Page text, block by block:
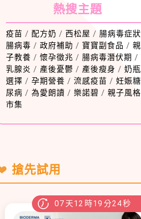
熱搜主題
疫苗 / 配方奶 / 西松屋 / 腸病毒症狀
腸病毒 / 政府補助 / 寶寶副食品 / 親
子教養 / 懷孕徵兆 / 腸病毒潛伏期 /
乳腺炎 / 產後憂鬱 / 產後瘦身 / 奶瓶
選擇 / 孕期營養 / 流感疫苗 / 妊娠糖
尿病 / 為愛朗讀 / 樂諾碧 / 親子風格
市集
搶先試用
07 天12 時19 分23秒